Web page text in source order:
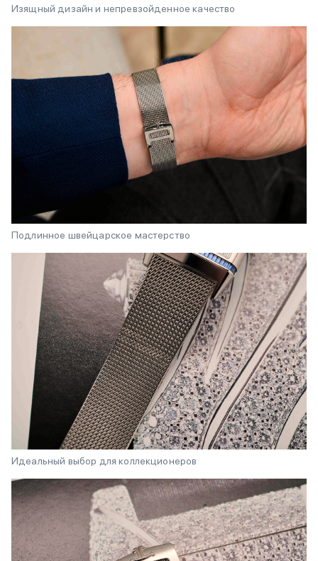
Изящный дизайн и непревзойденное качество
Подлинное швейцарское мастерство
Идеальный выбор для коллекционеров